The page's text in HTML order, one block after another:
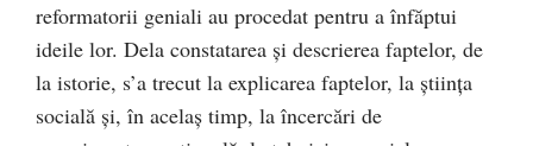
reformatorii geniali au procedat pentru a înfăptui
ideile lor. Dela constatarea şi descrierea faptelor, de
la istorie, s’a trecut la explicarea faptelor, la ştiinţa
socială şi, în acelaş timp, la încercări de